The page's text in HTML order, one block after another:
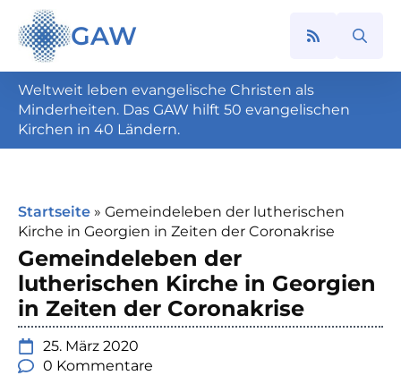
GAW
Search
Weltweit leben evangelische Christen als
Minderheiten. Das GAW hilft 50 evangelischen
Kirchen in 40 Ländern.
Startseite » Gemeindeleben der lutherischen
Kirche in Georgien in Zeiten der Coronakrise
Gemeindeleben der
lutherischen Kirche in Georgien
in Zeiten der Coronakrise
25. März 2020
0 Kommentare